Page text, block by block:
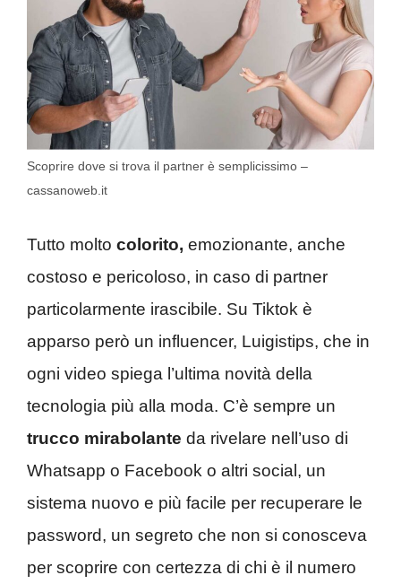
Scoprire dove si trova il partner è semplicissimo –
cassanoweb.it
Tutto molto colorito, emozionante, anche
costoso e pericoloso, in caso di partner
particolarmente irascibile. Su Tiktok è
apparso però un influencer, Luigistips, che in
ogni video spiega l’ultima novità della
tecnologia più alla moda. C’è sempre un
trucco mirabolante da rivelare nell’uso di
Whatsapp o Facebook o altri social, un
sistema nuovo e più facile per recuperare le
password, un segreto che non si conosceva
per scoprire con certezza di chi è il numero